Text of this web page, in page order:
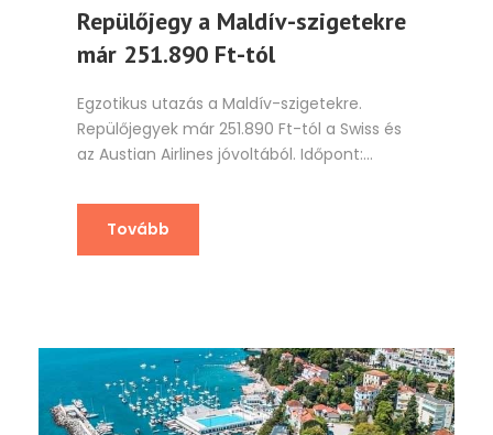
Repülőjegy a Maldív-szigetekre
már 251.890 Ft-tól
Egzotikus utazás a Maldív-szigetekre.
Repülőjegyek már 251.890 Ft-tól a Swiss és
az Austian Airlines jóvoltából. Időpont:...
Tovább